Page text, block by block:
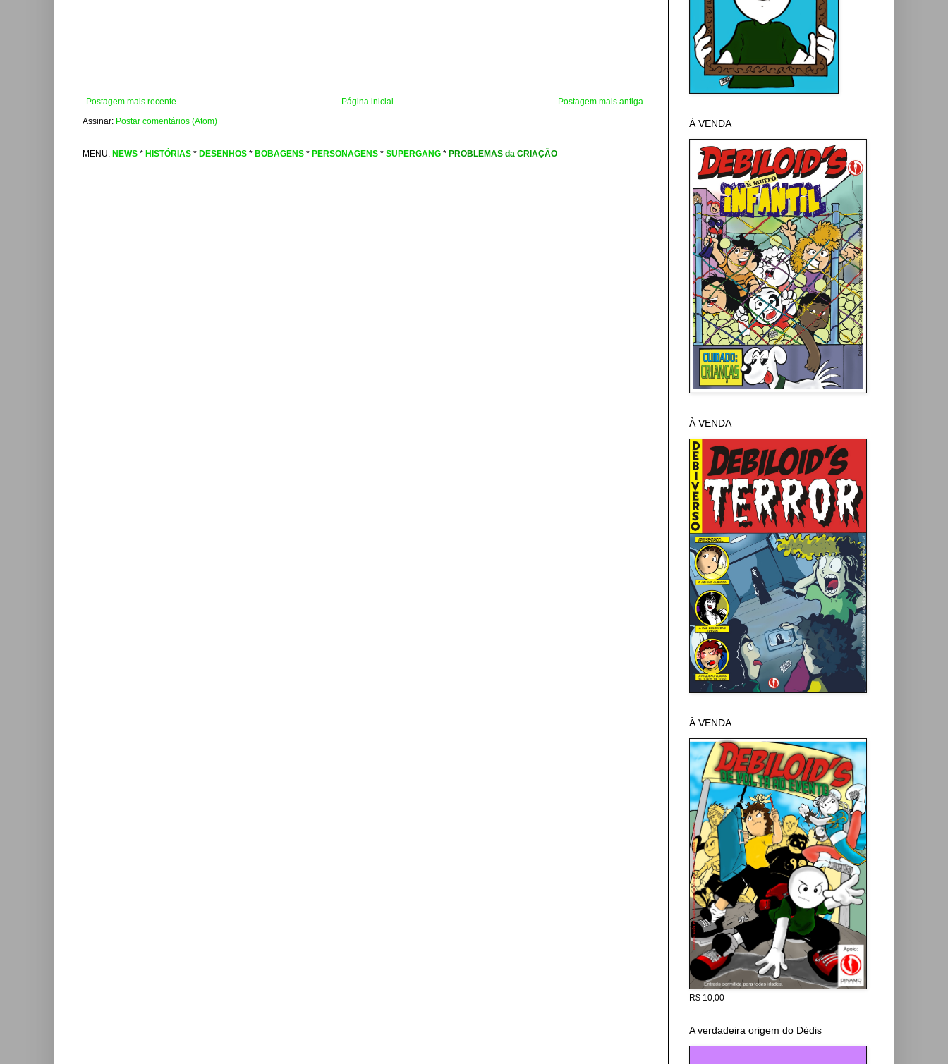
Postagem mais recente Postagem mais antiga
Página inicial
Assinar: Postar comentários (Atom)
MENU: NEWS * HISTÓRIAS * DESENHOS * BOBAGENS * PERSONAGENS * SUPERGANG * PROBLEMAS da CRIAÇÃO
À VENDA
À VENDA
À VENDA
R$ 10,00
A verdadeira origem do Dédis